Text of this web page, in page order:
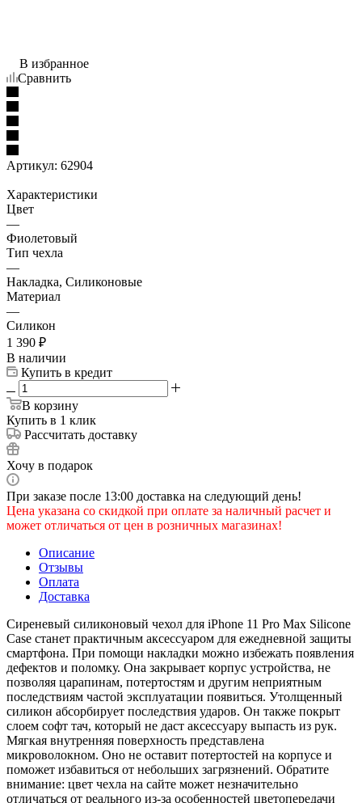
В избранное
Сравнить
Артикул: 62904
Характеристики
Цвет
—
Фиолетовый
Тип чехла
—
Накладка, Силиконовые
Материал
—
Силикон
1 390 ₽
В наличии
Купить в кредит
В корзину
Купить в 1 клик
Рассчитать доставку
Хочу в подарок
При заказе после 13:00 доставка на следующий день!
Цена указана со скидкой при оплате за наличный расчет и
может отличаться от цен в розничных магазинах!
Описание
Отзывы
Оплата
Доставка
Сиреневый силиконовый чехол для iPhone 11 Pro Max Silicone
Case станет практичным аксессуаром для ежедневной защиты
смартфона. При помощи накладки можно избежать появления
дефектов и поломку. Она закрывает корпус устройства, не
позволяя царапинам, потертостям и другим неприятным
последствиям частой эксплуатации появиться. Утолщенный
силикон абсорбирует последствия ударов. Он также покрыт
слоем софт тач, который не даст аксессуару выпасть из рук.
Мягкая внутренняя поверхность представлена
микроволокном. Оно не оставит потертостей на корпусе и
поможет избавиться от небольших загрязнений. Обратите
внимание: цвет чехла на сайте может незначительно
отличаться от реального из-за особенностей цветопередачи